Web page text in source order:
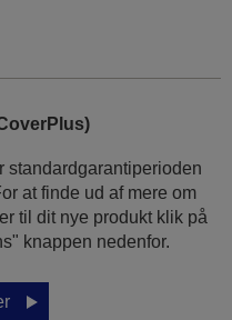
standardgarantiperioden
at finde ud af mere om
til dit nye produkt klik på
knappen nedenfor.